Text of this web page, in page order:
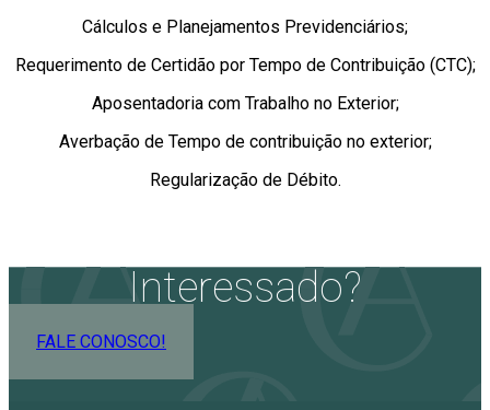
Cálculos e Planejamentos Previdenciários;
Requerimento de Certidão por Tempo de Contribuição (CTC);
Aposentadoria com Trabalho no Exterior;
Averbação de Tempo de contribuição no exterior;
Regularização de Débito.
Interessado?
FALE CONOSCO!